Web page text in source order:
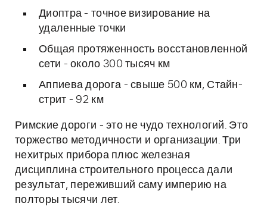
Диоптра - точное визирование на
удаленные точки
Общая протяженность восстановленной
сети - около 300 тысяч км
Аппиева дорога - свыше 500 км, Стайн-
стрит - 92 км
Римские дороги - это не чудо технологий. Это
торжество методичности и организации. Три
нехитрых прибора плюс железная
дисциплина строительного процесса дали
результат, переживший саму империю на
полторы тысячи лет.